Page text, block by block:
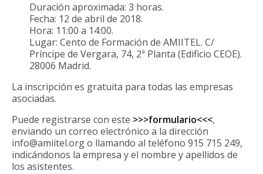
Duración aproximada: 3 horas.
Fecha: 12 de abril de 2018.
Hora: 11:00 a 14:00.
Lugar: Cento de Formación de AMIITEL. C/
Príncipe de Vergara, 74, 2ª Planta (Edificio CEOE).
28006 Madrid.
La inscripción es gratuita para todas las empresas
asociadas.
Puede registrarse con este >>>formulario<<<,
enviando un correo electrónico a la dirección
info@amiitel.org o llamando al teléfono 915 715 249,
indicándonos la empresa y el nombre y apellidos de
los asistentes.